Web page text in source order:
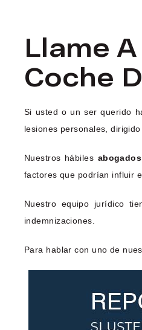
Llame
Coche
Si usted o un ser querido
lesiones personales,
Nuestros hábiles
factores que podrían influir
Nuestro equipo jurídico
indemnizaciones.
Para hablar con uno de